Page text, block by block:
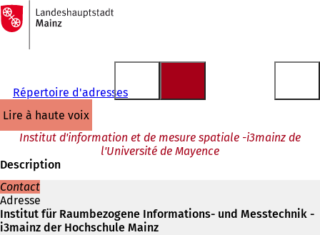
Accéder au contenu
Vers
la
page
d'accueil
Répertoire d'adresses
lire à haute voix
Institut d'information et de mesure spatiale -i3mainz de
l'Université de Mayence
Description
Contact
Adresse
Institut für Raumbezogene Informations- und Messtechnik -
i3mainz der Hochschule Mainz